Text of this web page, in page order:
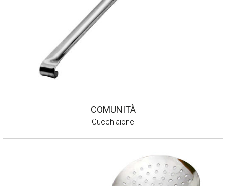
COMUNITÀ
Cucchiaione